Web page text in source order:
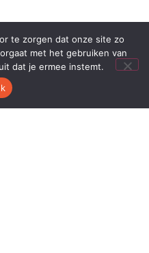
te zorgen dat onze site zo
met het gebruiken van
dat je ermee instemt.